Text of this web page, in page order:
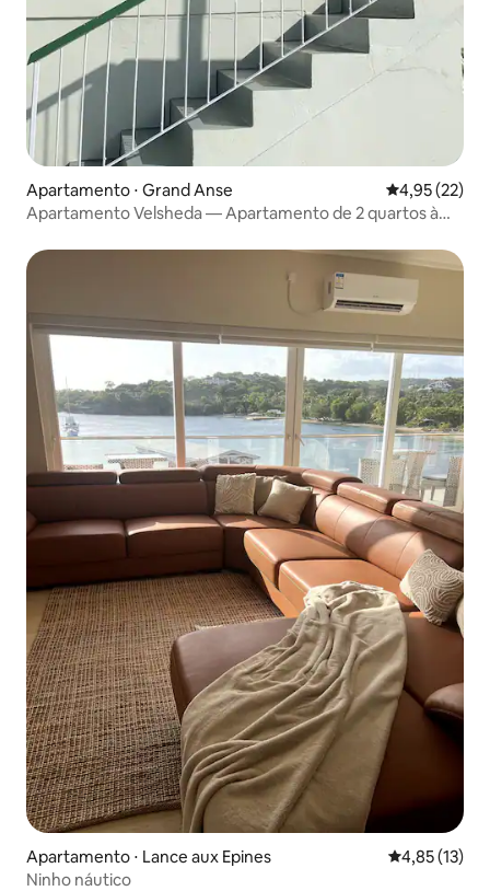
Apartamento ⋅ Grand Anse 4,95 de uma
4,95 (22)
Apartamento Velsheda — Apartamento de 2 quartos à
Apartamento ⋅ Lance aux Epines 4,85 de uma
4,85 (13)
Ninho náutico